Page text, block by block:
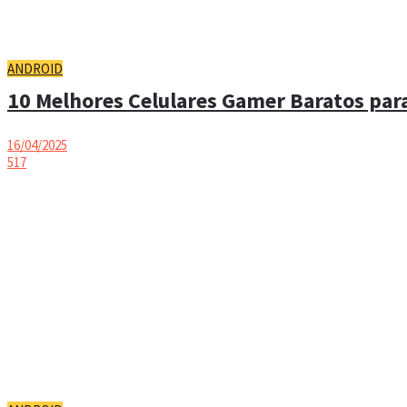
ANDROID
10 Melhores Celulares Gamer Baratos
16/04/2025
517